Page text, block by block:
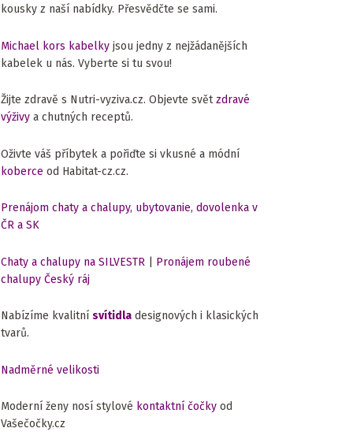
kousky z naší nabídky. Přesvědčte se sami.
Michael kors kabelky jsou jedny z nejžádanějších
kabelek u nás. Vyberte si tu svou!
Žijte zdravě s Nutri-vyziva.cz. Objevte světzdravé
výživy a chutných receptů.
Oživte váš příbytek a pořiďte si vkusné a módní
koberce od Habitat-cz.cz.
Prenájom chaty a chalupy, ubytovanie, dovolenka v
ČR a SK
Chaty a chalupy na SILVESTR
Pronájem roubené
chalupy Český ráj
Nabízíme kvalitní svítidla designových i klasických
tvarů.
Nadměrné velikosti
Moderní ženy nosí stylové kontaktní čočky od
Vašečočky.cz